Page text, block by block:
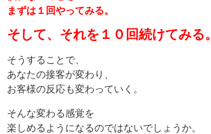
まずは１回やってみる。
そして、それを１０回続けてみる。
そうすることで、
あなたの接客が変わり、
お客様の反応も変わっていく。
そんな変わる感覚を
楽しめるようになるのではないでしょうか。